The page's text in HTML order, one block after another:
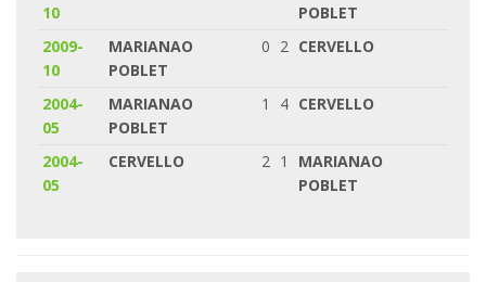
10
POBLET
2009-
10
MARIANAO
POBLET
0 2 CERVELLO
2004-
05
MARIANAO
POBLET
1 4 CERVELLO
2004-
05
CERVELLO 2 1
MARIANAO
POBLET